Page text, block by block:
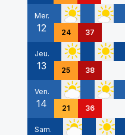
Mer.
12 24 37
Jeu.
13 25 38
Ven.
14 21 36
Sam.